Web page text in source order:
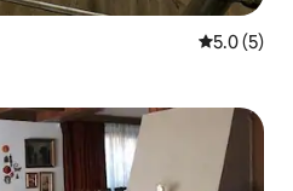
Penarafan
5.0 (5)